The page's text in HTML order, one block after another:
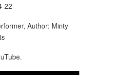
22
Author: Minty